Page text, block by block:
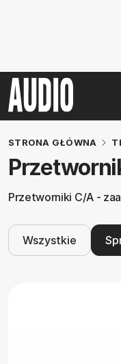
STRONA GŁÓWNA
Przetworniki C/A -
Wszystkie